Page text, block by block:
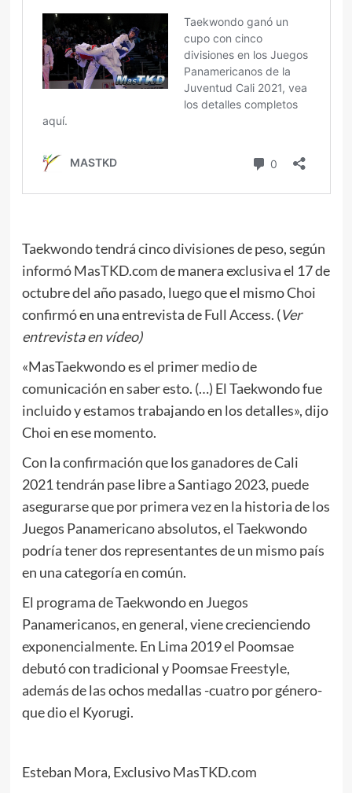
Taekwondo tendrá cinco divisiones de peso, según
informó MasTKD.com de manera exclusiva el 17 de
octubre del año pasado, luego que el mismo Choi
confirmó en una entrevista de Full Access. (Ver
entrevista en vídeo)
«MasTaekwondo es el primer medio de
comunicación en saber esto. (…) El Taekwondo fue
incluido y estamos trabajando en los detalles», dijo
Choi en ese momento.
Con la confirmación que los ganadores de Cali
2021 tendrán pase libre a Santiago 2023, puede
asegurarse que por primera vez en la historia de los
Juegos Panamericano absolutos, el Taekwondo
podría tener dos representantes de un mismo país
en una categoría en común.
El programa de Taekwondo en Juegos
Panamericanos, en general, viene crecienciendo
exponencialmente. En Lima 2019 el Poomsae
debutó con tradicional y Poomsae Freestyle,
además de las ochos medallas -cuatro por género-
que dio el Kyorugi.
Esteban Mora, Exclusivo MasTKD.com